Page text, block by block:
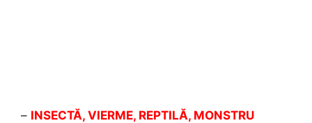
– INSECTĂ, VIERME, REPTILĂ, MONSTRU